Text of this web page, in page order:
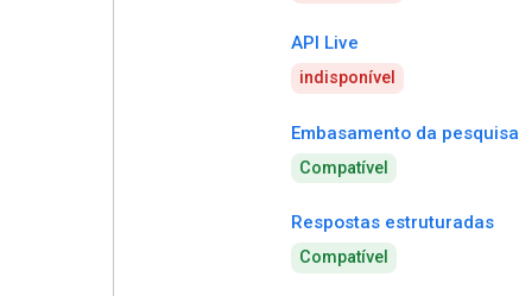
API Live
indisponível
Embasamento da pesquisa
Compatível
Respostas estruturadas
Compatível